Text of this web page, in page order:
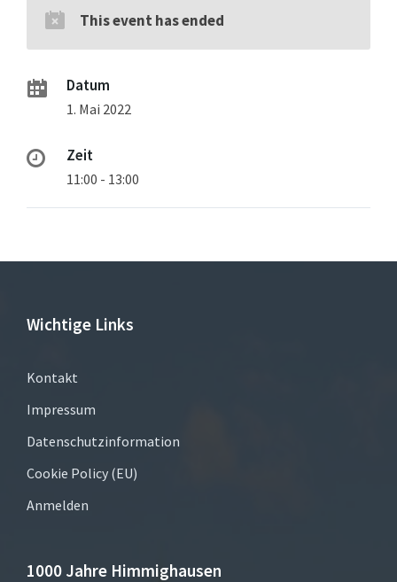
This event has ended
Datum
1. Mai 2022
Zeit
11:00 - 13:00
Wichtige Links
Kontakt
Impressum
Datenschutzinformation
Cookie Policy (EU)
Anmelden
1000 Jahre Himmighausen